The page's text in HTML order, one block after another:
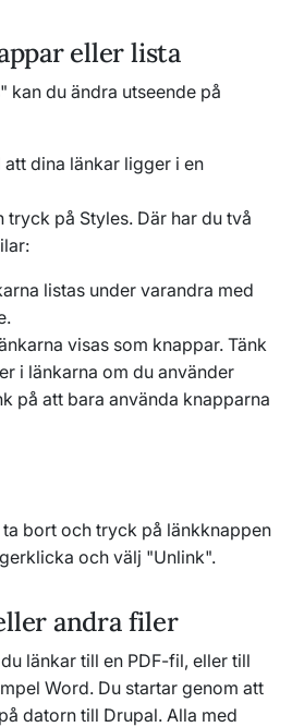
eller lista
kan du ändra utseende på
dina länkar ligger i en
tryck på Styles. Där har du två
listas under varandra med
visas som knappar. Tänk
i länkarna om du använder
på att bara använda knapparna
bort och tryck på länkknappen
och välj "Unlink".
andra filer
länkar till en PDF-fil, eller till
Word. Du startar genom att
datorn till Drupal. Alla med